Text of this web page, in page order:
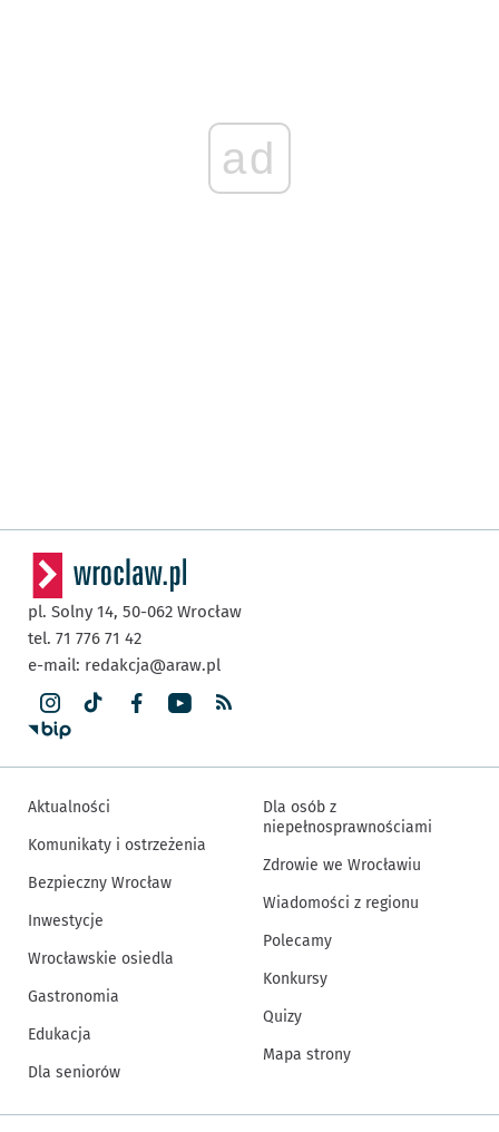
ad
pl. Solny 14, 50-062 Wrocław
tel. 71 776 71 42
e-mail: redakcja@araw.pl
Aktualności
Komunikaty i ostrzeżenia
Bezpieczny Wrocław
Inwestycje
Wrocławskie osiedla
Gastronomia
Edukacja
Dla seniorów
Dla osób z
niepełnosprawnościami
Zdrowie we Wrocławiu
Wiadomości z regionu
Polecamy
Konkursy
Quizy
Mapa strony